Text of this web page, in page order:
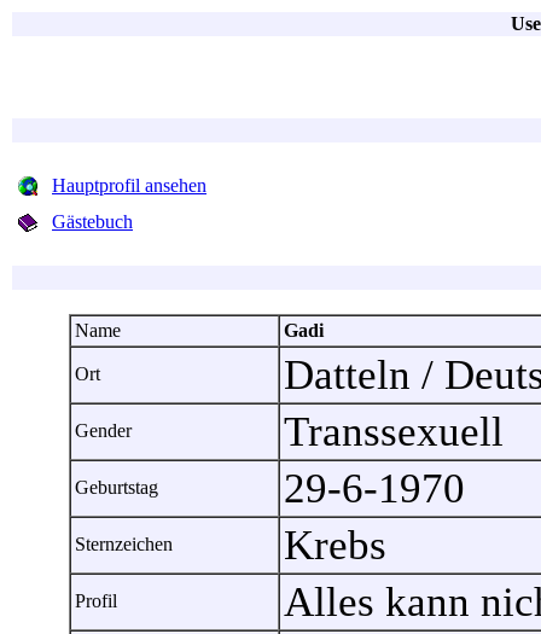
Hauptprofil ansehen
Gästebuch
Name Gadi
Ort Datteln /
Gender Transsexuell
Geburtstag 29-6-1970
Sternzeichen Krebs
Profil Alles kann